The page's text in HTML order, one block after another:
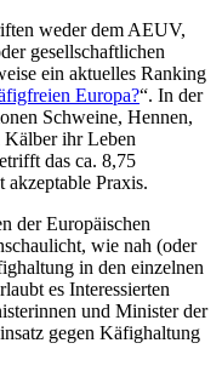
weder dem AEUV,
gesellschaftlichen
ein aktuelles Ranking
Europa?“. In der
Schweine, Hennen,
Kälber ihr Leben
das ca. 8,75
Praxis.
der Europäischen
wie nah (oder
in den einzelnen
es Interessierten
und Minister der
gegen Käfighaltung